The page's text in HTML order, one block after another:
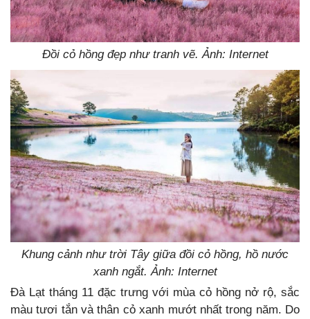
Đồi cỏ hồng đẹp như tranh vẽ. Ảnh: Internet
Khung cảnh như trời Tây giữa đồi cỏ hồng, hồ nước
xanh ngắt. Ảnh: Internet
Đà Lạt tháng 11 đặc trưng với mùa cỏ hồng nở rộ, sắc
màu tươi tắn và thân cỏ xanh mướt nhất trong năm. Do